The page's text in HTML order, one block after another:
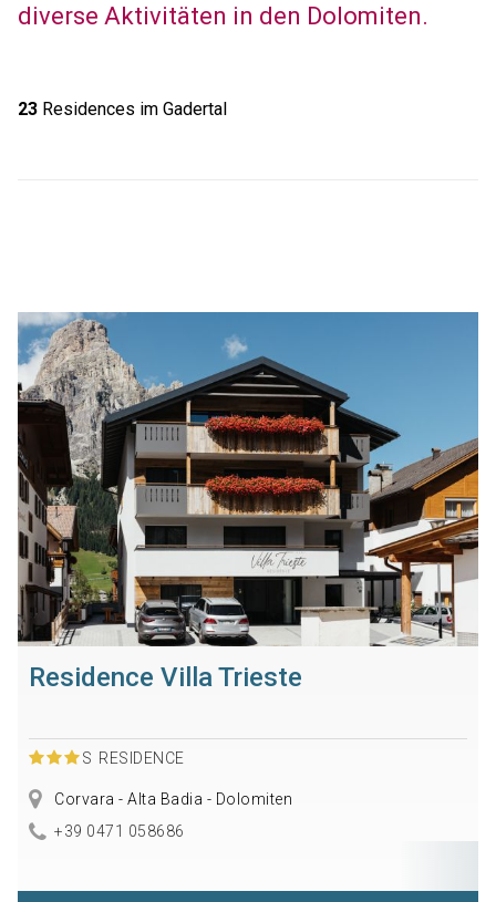
diverse Aktivitäten in den Dolomiten.
23Residences im Gadertal
Residence Villa Trieste
S RESIDENCE
Corvara - Alta Badia - Dolomiten
+39 0471 058686